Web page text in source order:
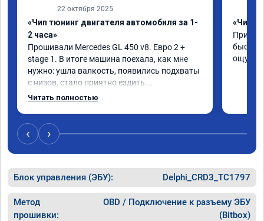
22 октября 2025
«Чип тюнинг двигателя автомобиля за 1-
2 часа»
Прошивали Mercedes GL 450 v8. Евро 2 +
stage 1. В итоге машина поехала, как мне
нужно: ушла валкость, появились подхваты
с низов, стало приятно ездить.
Одни из лучших трат, в авто! 🔥
Читать полностью
«Чип
‹ ›
Блок управления (ЭБУ): Delphi_CRD3_TC1797
Метод
прошивки:
OBD / Подключение к разъему ЭБУ
(Bitbox)